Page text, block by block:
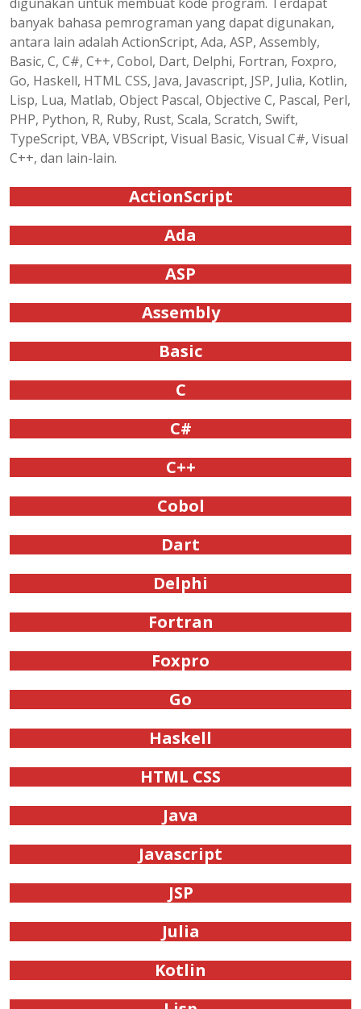
digunakan untuk membuat kode program. Terdapat
banyak bahasa pemrograman yang dapat digunakan,
antara lain adalah ActionScript, Ada, ASP, Assembly,
Basic, C, C#, C++, Cobol, Dart, Delphi, Fortran, Foxpro,
Go, Haskell, HTML CSS, Java, Javascript, JSP, Julia, Kotlin,
Lisp, Lua, Matlab, Object Pascal, Objective C, Pascal, Perl,
PHP, Python, R, Ruby, Rust, Scala, Scratch, Swift,
TypeScript, VBA, VBScript, Visual Basic, Visual C#, Visual
C++, dan lain-lain.
ActionScript
Ada
ASP
Assembly
Basic
C
C#
C++
Cobol
Dart
Delphi
Fortran
Foxpro
Go
Haskell
HTML CSS
Java
Javascript
JSP
Julia
Kotlin